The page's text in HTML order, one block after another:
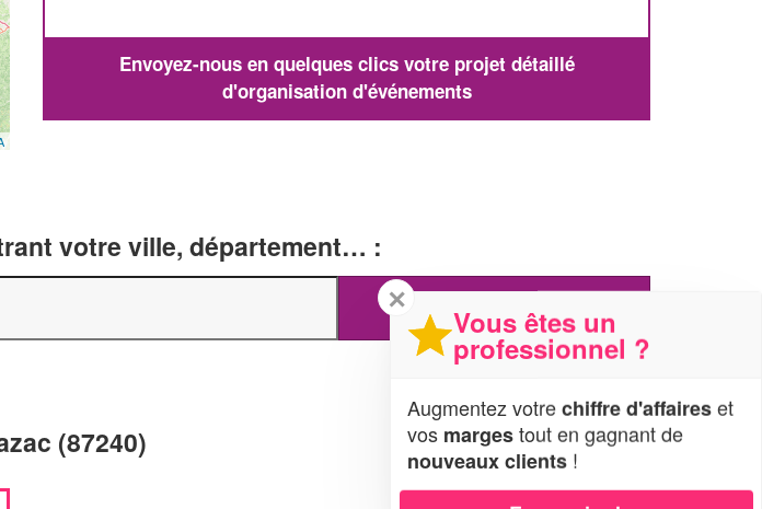
Envoyez-nous en quelques clics votre projet détaillé
d'organisation d'événements
votre ville, département… :
(87240)
✕
Vous êtes un
professionnel ?
Augmentez votrechiffre d'affaireset
vos margestout en gagnant de
nouveaux clients !